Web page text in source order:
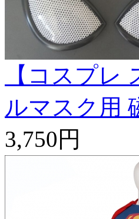
【コスプ
ルマスク用
3,750円